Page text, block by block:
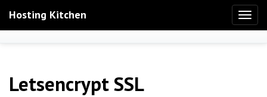
Hosting Kitchen
Letsencrypt SSL